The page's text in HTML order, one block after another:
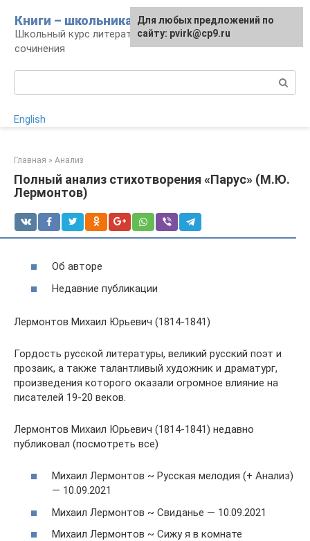
контенту
Книги – школьникам
Школьный курс литературы: уроки и
сочинения
English
Главная » Анализ
Полный анализ стихотворения «Парус» (М.Ю.
Лермонтов)
Об авторе
Недавние публикации
Лермонтов Михаил Юрьевич (1814-1841)
Гордость русской литературы, великий русский поэт и
прозаик, а также талантливый художник и драматург,
произведения которого оказали огромное влияние на
писателей 19-20 веков.
Лермонтов Михаил Юрьевич (1814-1841) недавно
публиковал (посмотреть все)
Михаил Лермонтов ~ Русская мелодия (+ Анализ)
— 10.09.2021
Михаил Лермонтов ~ Свиданье — 10.09.2021
Михаил Лермонтов ~ Сижу я в комнате
Для любых предложений по
сайту: pvirk@cp9.ru